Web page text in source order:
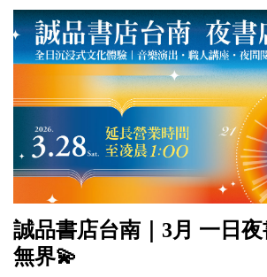
誠品書店台南｜3月 一日
無界💫